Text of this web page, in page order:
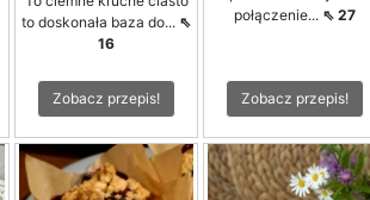
to doskonała baza do... ⇖
16
Zobacz przepis!
połączenie... ⇖ 27
Zobacz przepis!